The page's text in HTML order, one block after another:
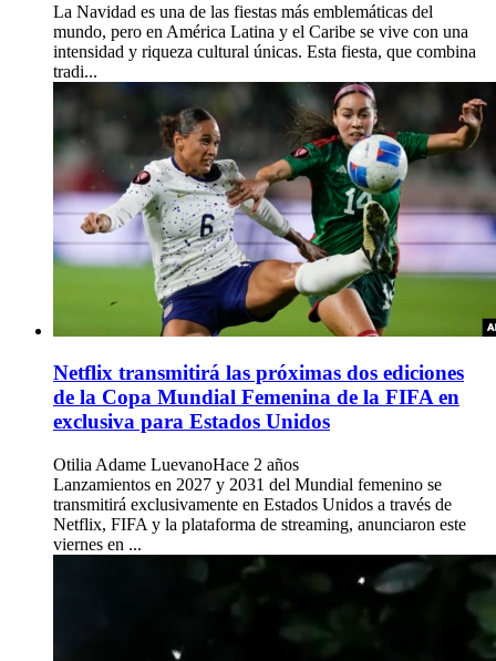
La Navidad es una de las fiestas más emblemáticas del
mundo, pero en América Latina y el Caribe se vive con una
intensidad y riqueza cultural únicas. Esta fiesta, que combina
tradi...
Netflix transmitirá las próximas dos ediciones
de la Copa Mundial Femenina de la FIFA en
exclusiva para Estados Unidos
Otilia Adame LuevanoHace 2 años
Lanzamientos en 2027 y 2031 del Mundial femenino se
transmitirá exclusivamente en Estados Unidos a través de
Netflix, FIFA y la plataforma de streaming, anunciaron este
viernes en ...